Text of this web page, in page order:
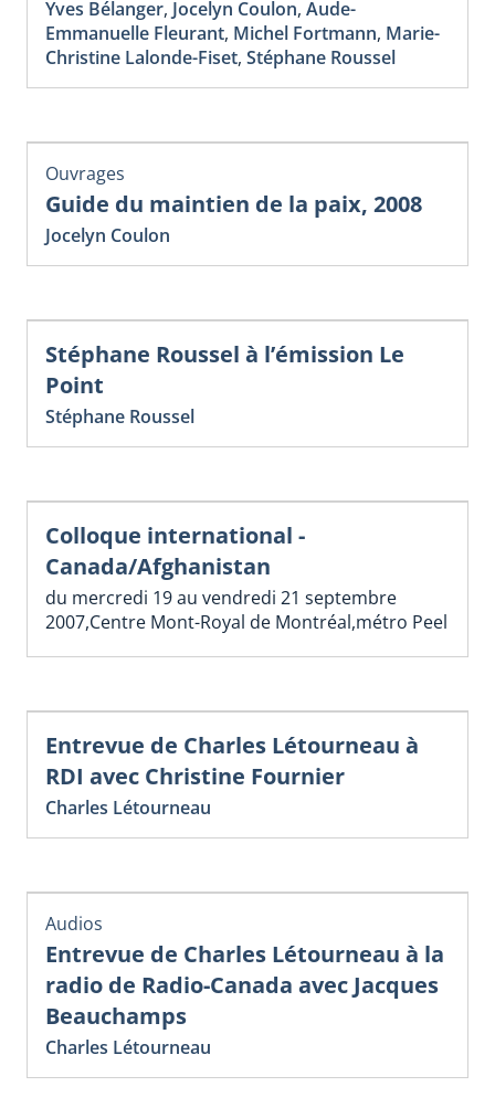
Yves Bélanger, Jocelyn Coulon, Aude-
Emmanuelle Fleurant, Michel Fortmann, Marie-
Christine Lalonde-Fiset, Stéphane Roussel
Ouvrages
Guide du maintien de la paix, 2008
Jocelyn Coulon
Stéphane Roussel à l’émission Le
Point
Stéphane Roussel
Colloque international -
Canada/Afghanistan
du mercredi 19 au vendredi 21 septembre
2007,Centre Mont-Royal de Montréal,métro Peel
Entrevue de Charles Létourneau à
RDI avec Christine Fournier
Charles Létourneau
Audios
Entrevue de Charles Létourneau à la
radio de Radio-Canada avec Jacques
Beauchamps
Charles Létourneau